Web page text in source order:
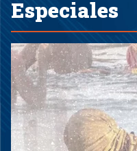
Especiales